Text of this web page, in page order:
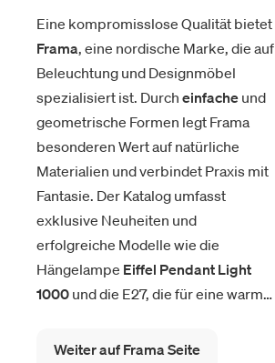
Eine kompromisslose Qualität bietet
Frama, eine nordische Marke, die auf
Beleuchtung und Designmöbel
spezialisiert ist. Durch einfache und
geometrische Formen legt Frama
besonderen Wert auf natürliche
Materialien und verbindet Praxis mit
Fantasie. Der Katalog umfasst
exklusive Neuheiten und
erfolgreiche Modelle wie die
Hängelampe Eiffel Pendant Light
1000 und die E27, die für eine warme,
stehen.
Weiter auf Frama Seite